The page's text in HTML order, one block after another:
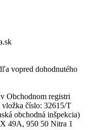
vopred dohodnutého
Obchodnom registri
vložka číslo: 32615/T
obchodná inšpekcia)
49A, 950 50 Nitra 1